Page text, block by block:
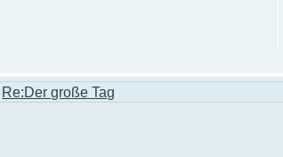
Re:Der große Tag